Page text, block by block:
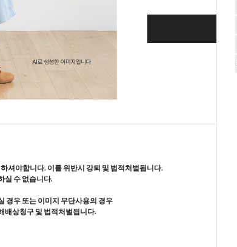
셔야합니다. 이를 위반시 강퇴 및 법적처벌됩니다.
실 수 없습니다.
경우 또는 이미지 무단사용의 경우
배상청구 및 법적처벌됩니다.